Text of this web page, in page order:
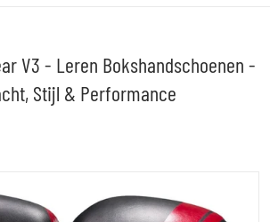
V3 - Leren Bokshandschoenen -
Stijl & Performance